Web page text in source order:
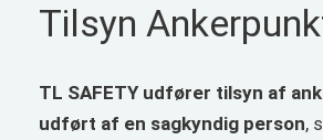
Tilsyn
TL SAFETY udfører tilsyn af
udført af en sagkyndig person,